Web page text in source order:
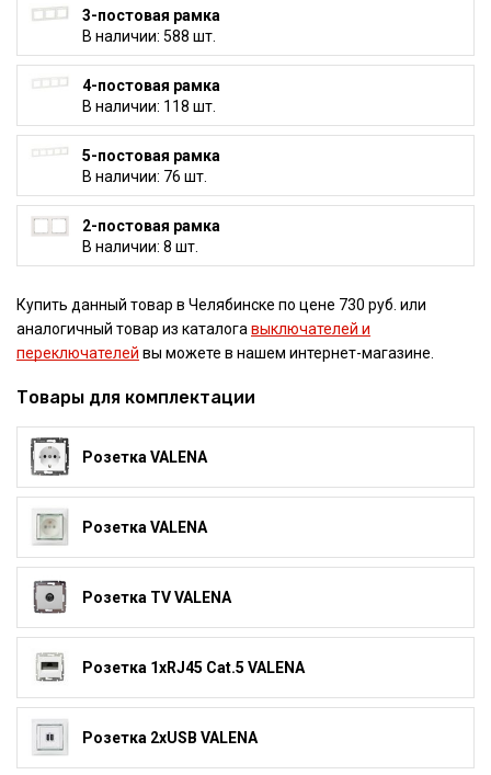
3-постовая рамка
В наличии: 588 шт.
4-постовая рамка
В наличии: 118 шт.
5-постовая рамка
В наличии: 76 шт.
2-постовая рамка
В наличии: 8 шт.
Купить данный товар в Челябинске по цене 730 руб. или
аналогичный товар из каталогавыключателей и
переключателей вы можете в нашем интернет-магазине.
Товары для комплектации
Розетка VALENA
Розетка VALENA
Розетка TV VALENA
Розетка 1xRJ45 Cat.5 VALENA
Розетка 2xUSB VALENA